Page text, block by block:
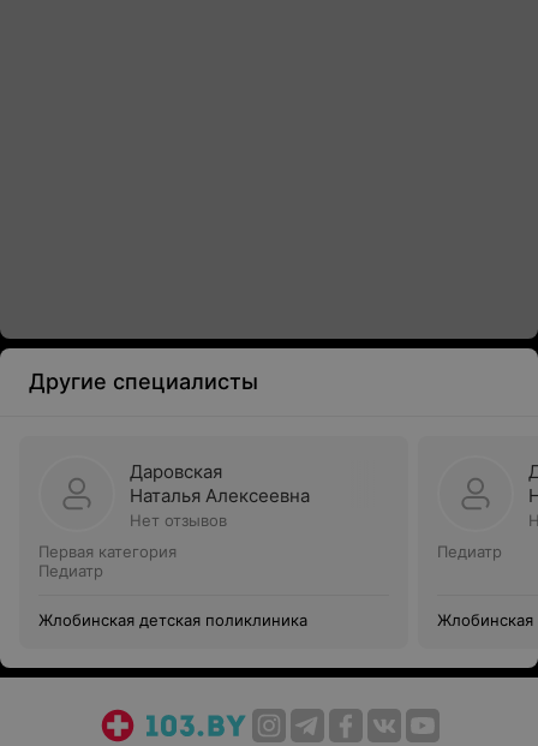
Другие специалисты
Даровская
Наталья Алексеевна
Нет отзывов
Первая категория
Педиатр
Жлобинская детская поликлиника
Педиатр
Жлобинская